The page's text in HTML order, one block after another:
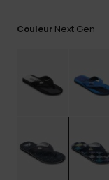
Couleur Next Gen